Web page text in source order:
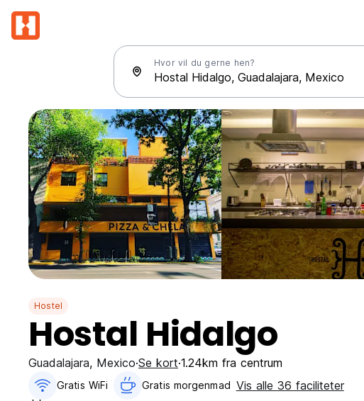
Hvor vil du gerne hen?
Hostel
Hostal Hidalgo
Guadalajara, Mexico Se kort 1.24km fra centrum
Gratis WiFi Gratis morgenmad‎ Vis alle 36 faciliteter